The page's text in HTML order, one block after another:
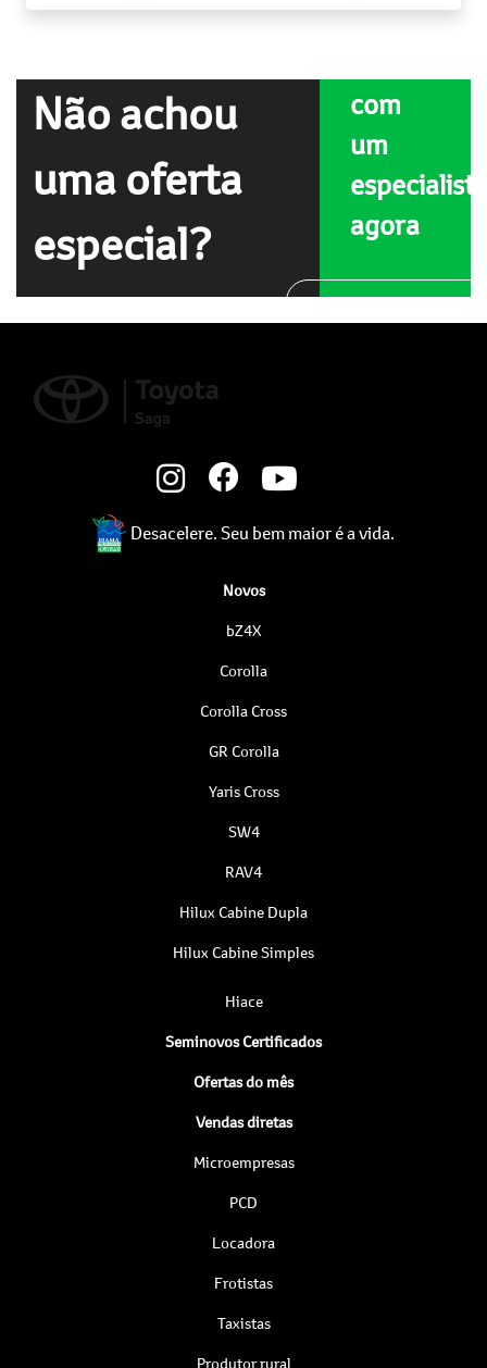
Não achou
uma oferta
especial?
com
um
agora
WhatsApp
Desacelere. Seu bem maior é a vida.
Novos
bZ4X
Corolla
Corolla Cross
GR Corolla
Yaris Cross
SW4
RAV4
Hilux Cabine Dupla
Hilux Cabine Simples
Hiace
Seminovos Certificados
Ofertas do mês
Vendas diretas
Microempresas
PCD
Locadora
Frotistas
Taxistas
Produtor rural